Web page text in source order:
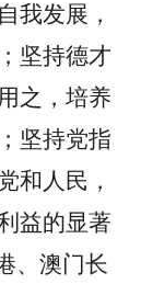
我发展，
坚持德才
之，培养
坚持党指
和人民，
益的显著
、澳门长